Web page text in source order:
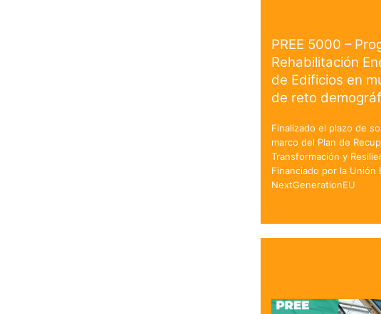
PREE 5000 –
Rehabilitación
de Edificios en
de reto
Finalizado el plazo de
marco del Plan de
Transformación y
Financiado por la Unión
NextGenerationEU